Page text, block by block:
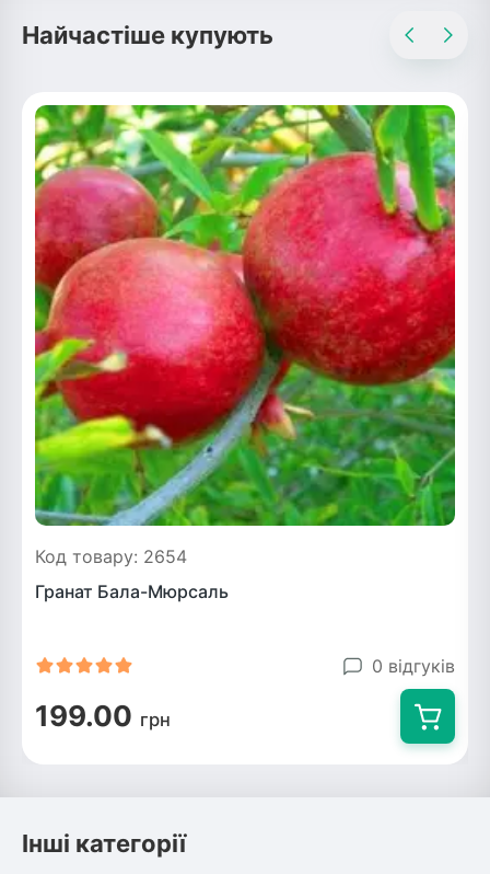
Найчастіше купують
Код товару: 2654
Гранат Бала-Мюрсаль
0 відгуків
199.00 грн
Інші категорії